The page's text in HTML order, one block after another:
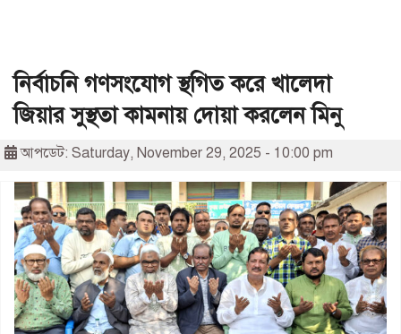
নির্বাচনি গণসংযোগ স্থগিত করে খালেদা
জিয়ার সুস্থতা কামনায় দোয়া করলেন মিনু
আপডেট: Saturday, November 29, 2025 - 10:00 pm